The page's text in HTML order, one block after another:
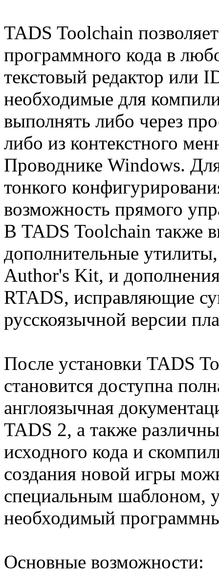
TADS Toolchain
программного кода в
текстовый редактор или
необходимые для
выполнять либо через
либо из контекстного
Проводнике Windows.
тонкого
возможность прямого
В TADS Toolchain также
дополнительные
Author's Kit, и
RTADS, исправляющие
русскоязычной версии
После установки TADS
становится доступна
англоязычная
TADS 2, а также
исходного кода и
создания новой игры
специальным шаблоном,
необходимый
Основные возможности: